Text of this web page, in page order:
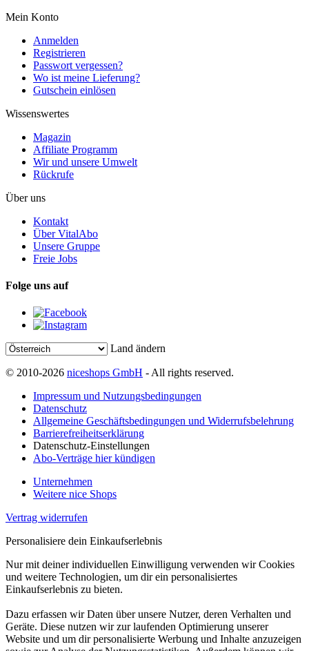
Mein Konto
Anmelden
Registrieren
Passwort vergessen?
Wo ist meine Lieferung?
Gutschein einlösen
Wissenswertes
Magazin
Affiliate Programm
Wir und unsere Umwelt
Rückrufe
Über uns
Kontakt
Über VitalAbo
Unsere Gruppe
Freie Jobs
Folge uns auf
Land ändern
© 2010-2026 niceshops GmbH - All rights reserved.
Impressum und Nutzungsbedingungen
Datenschutz
Allgemeine Geschäftsbedingungen und Widerrufsbelehrung
Barrierefreiheitserklärung
Datenschutz-Einstellungen
Abo-Verträge hier kündigen
Unternehmen
Weitere nice Shops
Vertrag widerrufen
Personalisiere dein Einkaufserlebnis
Nur mit deiner individuellen Einwilligung verwenden wir Cookies
und weitere Technologien, um dir ein personalisiertes
Einkaufserlebnis zu bieten.
Dazu erfassen wir Daten über unsere Nutzer, deren Verhalten und
Geräte. Diese nutzen wir zur laufenden Optimierung unserer
Website und um dir personalisierte Werbung und Inhalte anzuzeigen